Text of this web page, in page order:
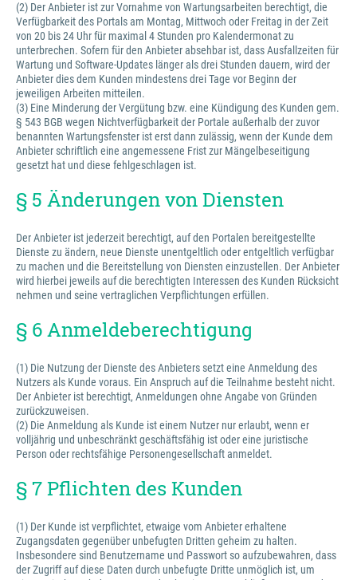
(2) Der Anbieter ist zur Vornahme von Wartungsarbeiten berechtigt, die
Verfügbarkeit des Portals am Montag, Mittwoch oder Freitag in der Zeit
von 20 bis 24 Uhr für maximal 4 Stunden pro Kalendermonat zu
unterbrechen. Sofern für den Anbieter absehbar ist, dass Ausfallzeiten für
Wartung und Software-Updates länger als drei Stunden dauern, wird der
Anbieter dies dem Kunden mindestens drei Tage vor Beginn der
jeweiligen Arbeiten mitteilen.
(3) Eine Minderung der Vergütung bzw. eine Kündigung des Kunden gem.
§ 543 BGB wegen Nichtverfügbarkeit der Portale außerhalb der zuvor
benannten Wartungsfenster ist erst dann zulässig, wenn der Kunde dem
Anbieter schriftlich eine angemessene Frist zur Mängelbeseitigung
gesetzt hat und diese fehlgeschlagen ist.
§ 5 Änderungen von Diensten
Der Anbieter ist jederzeit berechtigt, auf den Portalen bereitgestellte
Dienste zu ändern, neue Dienste unentgeltlich oder entgeltlich verfügbar
zu machen und die Bereitstellung von Diensten einzustellen. Der Anbieter
wird hierbei jeweils auf die berechtigten Interessen des Kunden Rücksicht
nehmen und seine vertraglichen Verpflichtungen erfüllen.
§ 6 Anmeldeberechtigung
(1) Die Nutzung der Dienste des Anbieters setzt eine Anmeldung des
Nutzers als Kunde voraus. Ein Anspruch auf die Teilnahme besteht nicht.
Der Anbieter ist berechtigt, Anmeldungen ohne Angabe von Gründen
zurückzuweisen.
(2) Die Anmeldung als Kunde ist einem Nutzer nur erlaubt, wenn er
volljährig und unbeschränkt geschäftsfähig ist oder eine juristische
Person oder rechtsfähige Personengesellschaft anmeldet.
§ 7 Pflichten des Kunden
(1) Der Kunde ist verpflichtet, etwaige vom Anbieter erhaltene
Zugangsdaten gegenüber unbefugten Dritten geheim zu halten.
Insbesondere sind Benutzername und Passwort so aufzubewahren, dass
der Zugriff auf diese Daten durch unbefugte Dritte unmöglich ist, um